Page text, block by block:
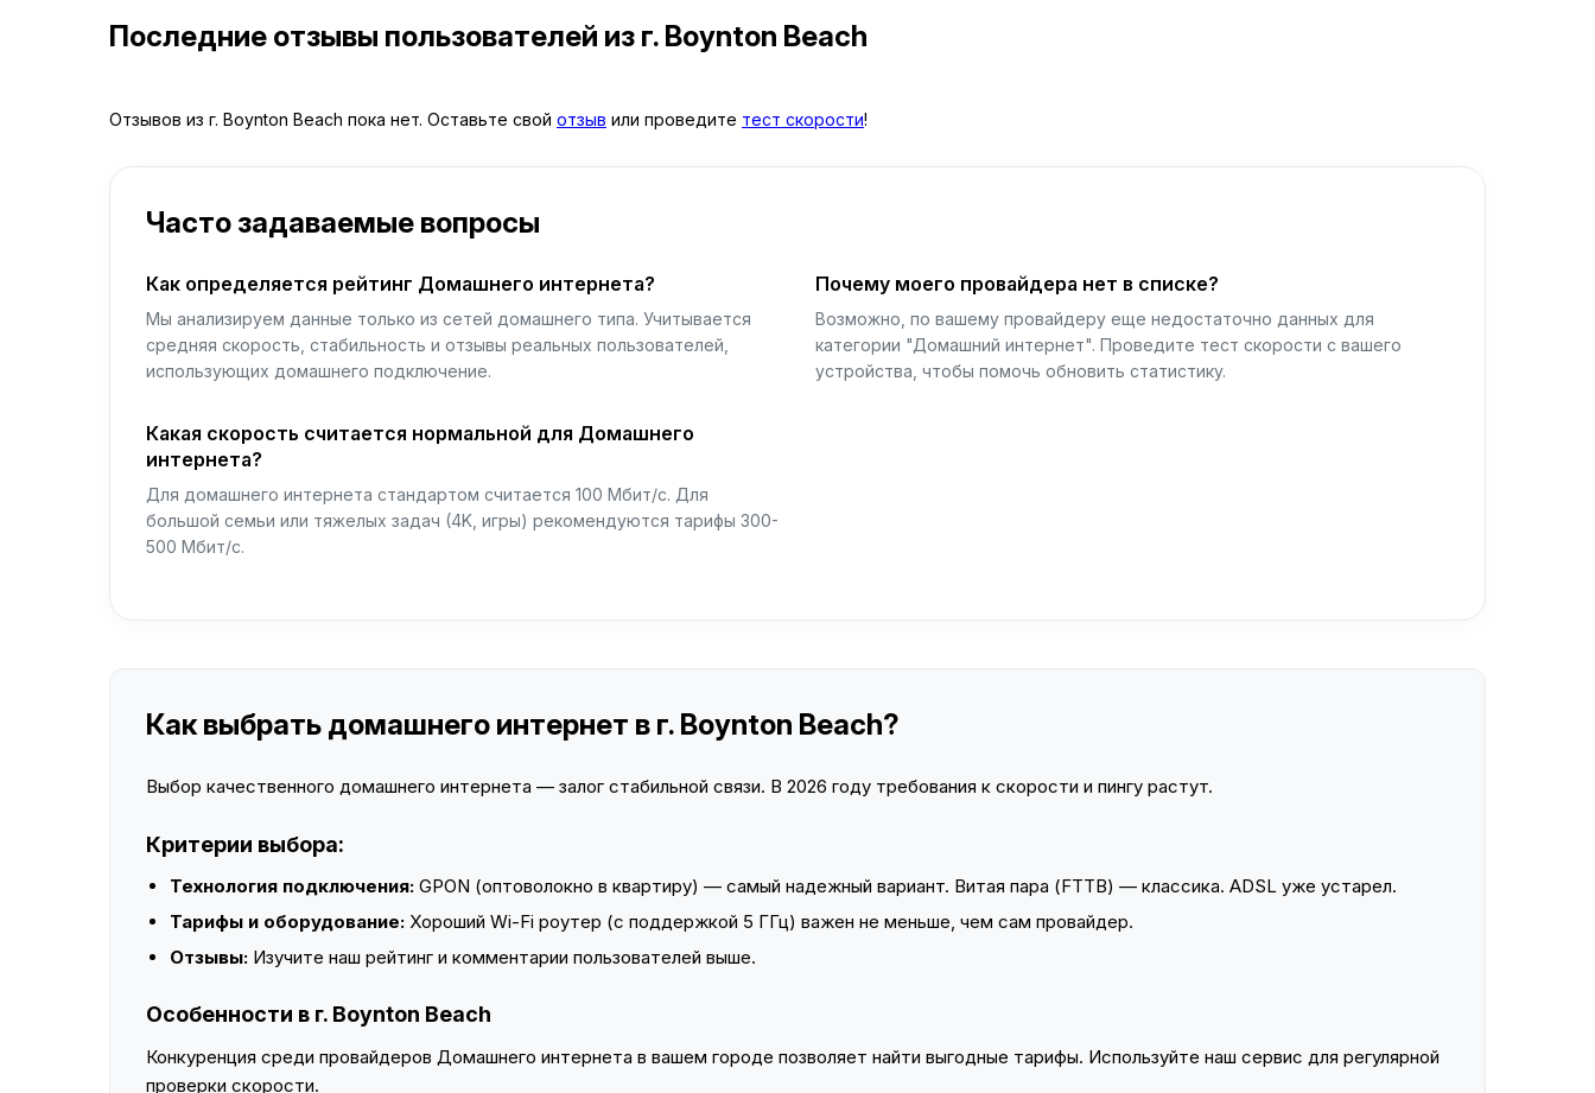
Последние отзывы пользователей из г. Boynton Beach
Отзывов из г. Boynton Beach пока нет. Оставьте свой отзыв или проведите тест скорости!
Часто задаваемые вопросы
Как определяется рейтинг Домашнего интернета?
Мы анализируем данные только из сетей домашнего типа. Учитывается
средняя скорость, стабильность и отзывы реальных пользователей,
использующих домашнего подключение.
Почему моего провайдера нет в списке?
Возможно, по вашему провайдеру еще недостаточно данных для
категории "Домашний интернет". Проведите тест скорости с вашего
устройства, чтобы помочь обновить статистику.
Какая скорость считается нормальной для Домашнего
интернета?
Для домашнего интернета стандартом считается 100 Мбит/с. Для
большой семьи или тяжелых задач (4K, игры) рекомендуются тарифы 300-
500 Мбит/с.
Как выбрать домашнего интернет в г. Boynton Beach?
Выбор качественного домашнего интернета — залог стабильной связи. В 2026 году требования к скорости и пингу растут.
Критерии выбора:
Технология подключения: GPON (оптоволокно в квартиру) — самый надежный вариант. Витая пара (FTTB) — классика. ADSL уже устарел.
Тарифы и оборудование: Хороший Wi-Fi роутер (с поддержкой 5 ГГц) важен не меньше, чем сам провайдер.
Отзывы: Изучите наш рейтинг и комментарии пользователей выше.
Особенности в г. Boynton Beach
Конкуренция среди провайдеров Домашнего интернета в вашем городе позволяет найти выгодные тарифы. Используйте наш сервис для регулярной
проверки скорости.